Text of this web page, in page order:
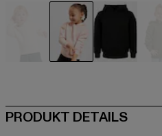
PRODUKT DETAILS